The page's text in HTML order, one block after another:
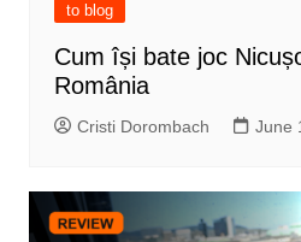
to blog
Cum își bate joc
România
Cristi Dorombach June